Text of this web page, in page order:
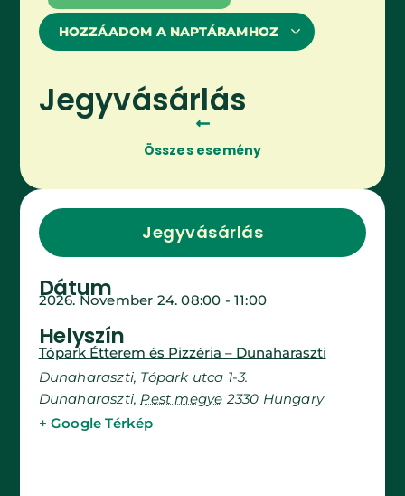
HOZZÁADOM A NAPTÁRAMHOZ
Jegyvásárlás
Összes esemény
Jegyvásárlás
Dátum
2026. November 24. 08:00 - 11:00
Helyszín
Tópark Étterem és Pizzéria – Dunaharaszti
Dunaharaszti, Tópark utca 1-3.
Dunaharaszti, Pest megye 2330 Hungary
+ Google Térkép